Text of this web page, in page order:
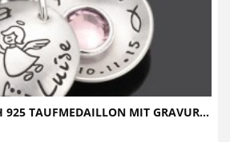
925 TAUFMEDAILLON MIT GRAVUR...